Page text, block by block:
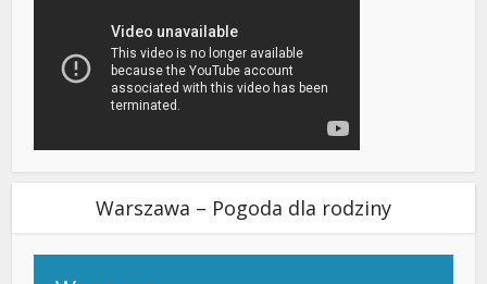
Warszawa – Pogoda dla rodziny